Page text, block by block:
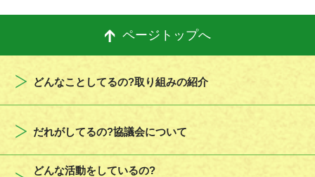
ページトップへ
どんなことしてるの?取り組みの紹介
だれがしてるの?協議会について
どんな活動をしているの?